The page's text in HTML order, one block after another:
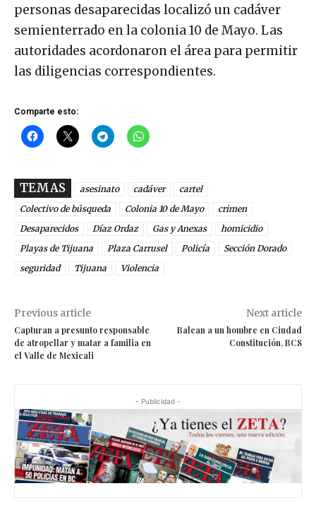
personas desaparecidas localizó un cadáver
semienterrado en la colonia 10 de Mayo. Las
autoridades acordonaron el área para permitir
las diligencias correspondientes.
Comparte esto:
TEMAS asesinato cadáver
cartel
Colectivo de búsqueda
Colonia 10 de Mayo
crimen
Desaparecidos
Díaz Ordaz Gas y Anexas
homicidio
Playas de Tijuana
Plaza Carrusel Policía
Sección Dorado
seguridad
Tijuana Violencia
Previous article
Capturan a presunto responsable
de atropellar y matar a familia en
el Valle de Mexicali
Next article
Balean a un hombre en Ciudad
Constitución, BCS
- Publicidad -